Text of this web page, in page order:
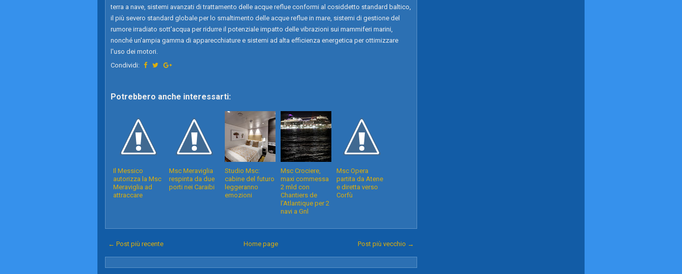
terra a nave, sistemi avanzati di trattamento delle acque reflue conformi al cosiddetto standard baltico,
il più severo standard globale per lo smaltimento delle acque reflue in mare, sistemi di gestione del
rumore irradiato sott'acqua per ridurre il potenziale impatto delle vibrazioni sui mammiferi marini,
nonché un'ampia gamma di apparecchiature e sistemi ad alta efficienza energetica per ottimizzare
l'uso dei motori.
Condividi:
Potrebbero anche interessarti:
Il Messico
autorizza la Msc
Meraviglia ad
attraccare
Msc Meraviglia
respinta da due
porti nei Caraibi
Studio Msc:
cabine del futuro
leggeranno
emozioni
Msc Crociere,
maxi commessa
2 mld con
Chantiers de
l'Atlantique per 2
navi a Gnl
Msc Opera
partita da Atene
e diretta verso
Corfù
← Post più recente Post più vecchio →
Home page